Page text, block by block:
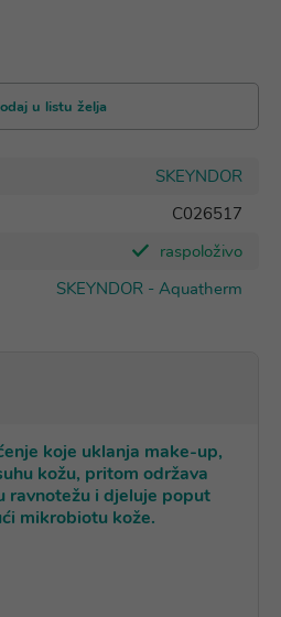
u listu želja
SKEYNDOR
C026517
raspoloživo
SKEYNDOR - Aquatherm
koje uklanja make-up,
kožu, pritom održava
ravnotežu i djeluje poput
mikrobiotu kože.